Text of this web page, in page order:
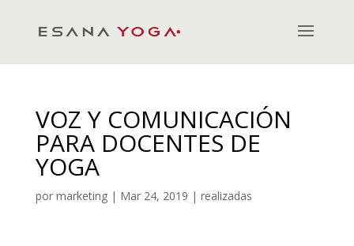
VOZ Y COMUNICACIÓN
PARA DOCENTES DE
YOGA
por marketing| Mar 24, 2019 | realizadas